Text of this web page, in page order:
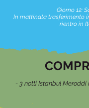
Giorno 12:
In mattinata trasferimento
rientro in
- 3 notti Istanbul Meroddi